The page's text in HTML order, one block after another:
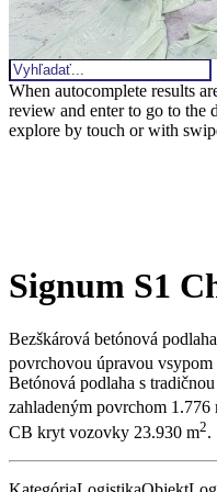
Vyhľadávanie
When autocomplete results
review and enter to go to the
explore by touch or with
Signum S1
Bezškárová betónová
povrchovou úpravou vsypom
Betónová podlaha s
zahladeným povrchom 1.776
CB kryt vozovky 23.930 m2.